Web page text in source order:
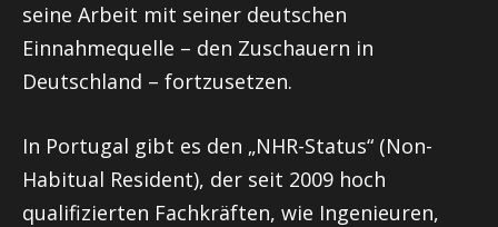
seine Arbeit mit seiner deutschen
Einnahmequelle – den Zuschauern in
Deutschland – fortzusetzen.
In Portugal gibt es den „NHR-Status“ (Non-
Habitual Resident), der seit 2009 hoch
qualifizierten Fachkräften, wie Ingenieuren,